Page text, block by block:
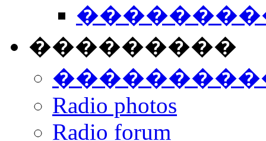
���������
Radio photos
Radio forum